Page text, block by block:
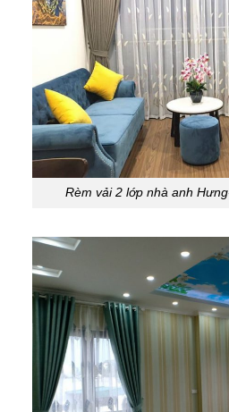
Rèm vải 2 lớp nhà anh